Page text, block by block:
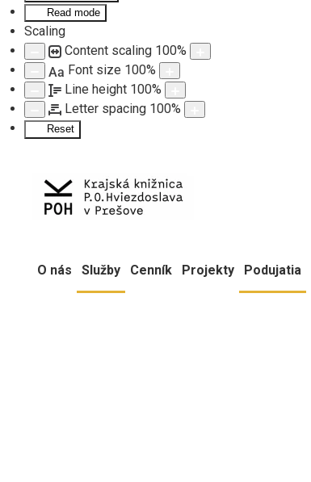
Read mode
Scaling
Content scaling 100%
Aa Font size 100%
Line height 100%
Letter spacing 100%
Reset
O nás Služby Cenník Projekty Podujatia